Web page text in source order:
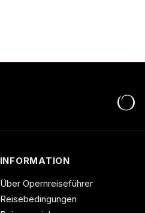
O
INFORMATION
Über Opernreiseführer
Reisebedingungen